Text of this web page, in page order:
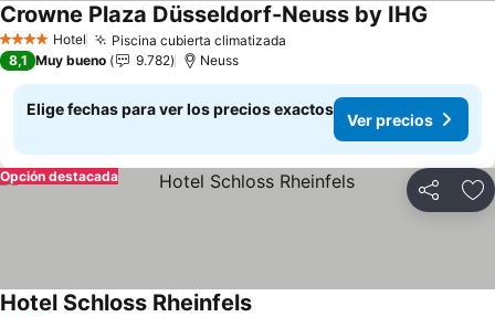
4 EstrellasHotel Piscina cubierta climatizada
Crowne Plaza Düsseldorf-Neuss by IHG
8,1 Muy bueno 9.782 Neuss
Elige fechas para ver los precios exactos
Ver precios
Compartir
Opción destacada
Hotel Schloss Rheinfels